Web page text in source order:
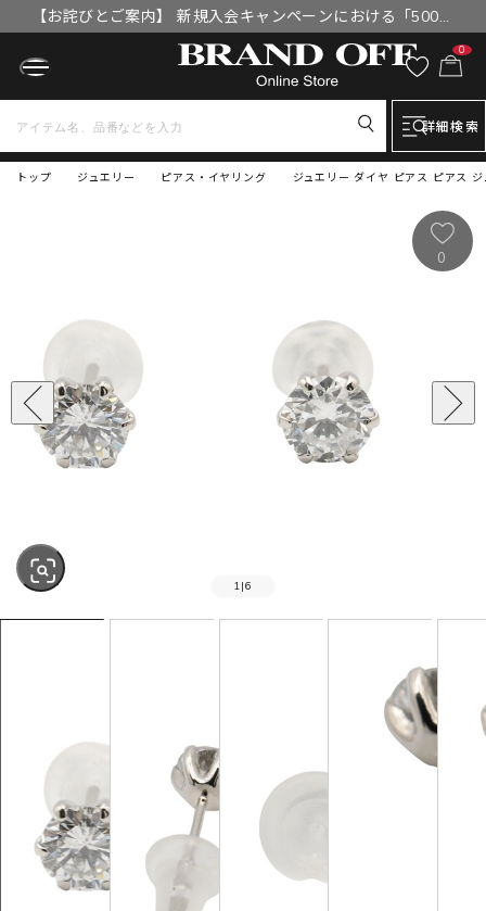
【お詫びとご案内】 新規入会キャンペーンにおける「500円
OFFクーポン」付与漏れと補填について
0
詳細検索
トップ ジュエリー ダイヤ ピアス ピアス
ジュエリー ピアス・イヤリング
1 |6
0